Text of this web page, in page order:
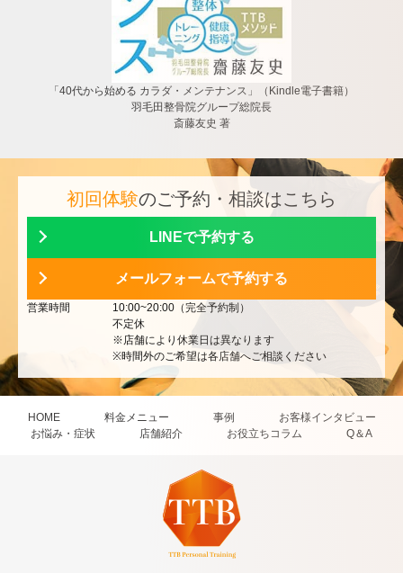
「40代から始める カラダ・メンテナンス」（Kindle電子書籍）
羽毛田整骨院グループ総院長
斎藤友史 著
初回体験のご予約・相談はこちら
LINEで予約する
メールフォームで予約する
営業時間
10:00~20:00（完全予約制）
不定休
※店舗により休業日は異なります
※時間外のご希望は各店舗へご相談ください
HOME 料金メニュー 事例
お客様インタビュー
お悩み・症状
店舗紹介 お役立ちコラム Q＆A